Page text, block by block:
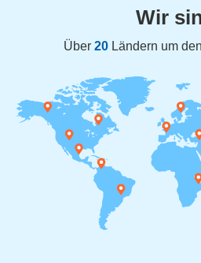
Wir
Über 20Ländern um